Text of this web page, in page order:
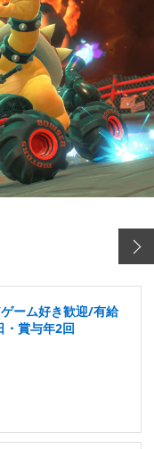
ーム好き歓迎/有給
・賞与年2回